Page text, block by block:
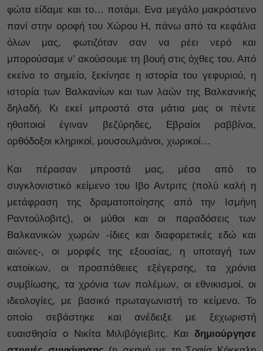
φώτα είδαμε και το… ποτάμι. Ενα μεγάλο μακρόστενο
πανί στην οροφή του Χώρου Η, πάνω από τα κεφάλια
όλων μας, φωτιζόταν σαν να ρέει νερό και
μπορούσαμε ν’ ακούσουμε τη βουή στις όχθες του. Από
εκείνο το σημείο, ξεκίνησε η ιστορία του γεφυριού, η
ιστορία των Βαλκανίων και των λαών της Βαλκανικής
δηλαδή. Κι εκεί μπροστά στα μάτια μας οι πέντε
ηθοποιοί έγιναν βεζύρηδες, Εβραίοι ραββίνοι,
ορθόδοξοι κληρικοί, μουσουλμάνοι, χωρικοί…
Και πέρασαν μπροστά μας, μέσα από το
συγκλονιστικό κείμενο του Ιβο Αντριτς (πολύ καλή η
μετάφραση της δραματοποίησης από την Ισμήνη
Ραντούλοβιτς), οι μύθοι και οι παραδόσεις των
Βαλκανικών χωρών -ίδιες και διαφορετικές εδώ και
αιώνες-, οι μορφές της εξουσίας, η υποταγή των
κατοίκων, οι προσπάθειες εξέγερσης, τα χρόνια
συμβίωσης, τα χρόνια των πολέμων, οι εθνικισμοί, οι
ιδεολογίες, με βασικό πρωταγωνιστή το κείμενο. Το
οποίο σεβάστηκε και ανέδειξε με ξεχωριστή
ευαισθησία ο Νικίτα Μιλιβόγιεβιτς. Και δημιούργησε